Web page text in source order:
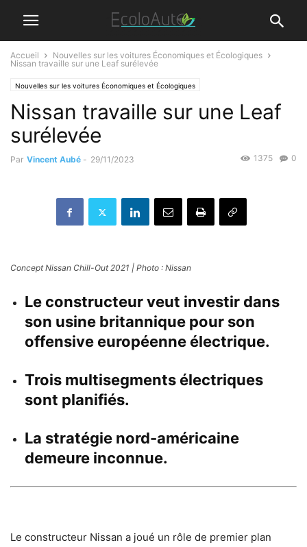
Accueil
Nouvelles sur les voitures Économiques et Écologiques
Nissan travaille sur une Leaf surélevée
Nouvelles sur les voitures Économiques et Écologiques
Nissan travaille sur une Leaf
surélevée
Par Vincent Aubé - 29/11/2023 0
1375
Concept Nissan Chill-Out 2021 | Photo : Nissan
Le constructeur veut investir dans
son usine britannique pour son
offensive européenne électrique.
Trois multisegments électriques
sont planifiés.
La stratégie nord-américaine
demeure inconnue.
Le constructeur Nissan a joué un rôle de premier plan